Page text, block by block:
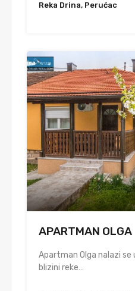
Reka Drina, Perućac
APARTMAN OLGA
Apartman Olga nalazi se
blizini reke…